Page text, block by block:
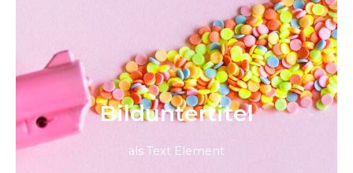
Bild­unter­titel
als Text Element